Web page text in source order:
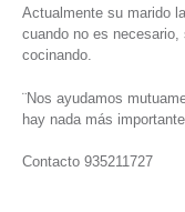
Actualmente su marido
cuando no es
cocinando.
¨Nos ayudamos
hay nada más
Contacto 935211727